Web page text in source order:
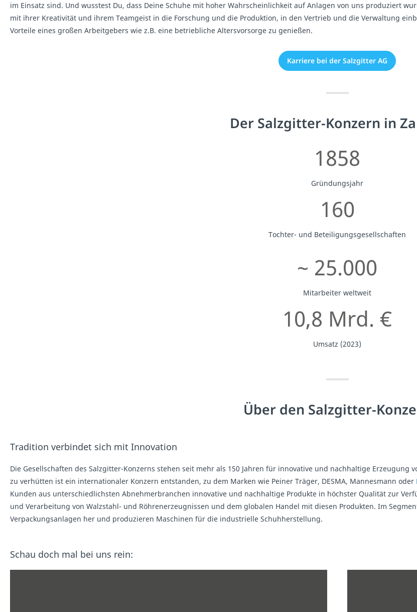
im Einsatz sind. Und wusstest Du, dass Deine Schuhe mit hoher Wahrscheinlichkeit auf Anlagen von uns produziert
mit ihrer Kreativität und ihrem Teamgeist in die Forschung und die Produktion, in den Vertrieb und die Verwaltung
Vorteile eines großen Arbeitgebers wie z.B. eine betriebliche Altersvorsorge zu genießen.
Karriere bei der Salzgitter AG
Der Salzgitter-Konzern in
1858
Gründungsjahr
160
Tochter- und Beteiligungsgesellschaften
~ 25.000
Mitarbeiter weltweit
10,8 Mrd. €
Umsatz (2023)
Über den Salzgitter-
Tradition verbindet sich mit Innovation
Die Gesellschaften des Salzgitter-Konzerns stehen seit mehr als 150 Jahren für innovative und nachhaltige Erzeugung
zu verhütten ist ein internationaler Konzern entstanden, zu dem Marken wie Peiner Träger, DESMA, Mannesmann oder
Kunden aus unterschiedlichsten Abnehmerbranchen innovative und nachhaltige Produkte in höchster Qualität zur
und Verarbeitung von Walzstahl- und Röhrenerzeugnissen und dem globalen Handel mit diesen Produkten. Im
Verpackungsanlagen her und produzieren Maschinen für die industrielle Schuhherstellung.
Schau doch mal bei uns rein: